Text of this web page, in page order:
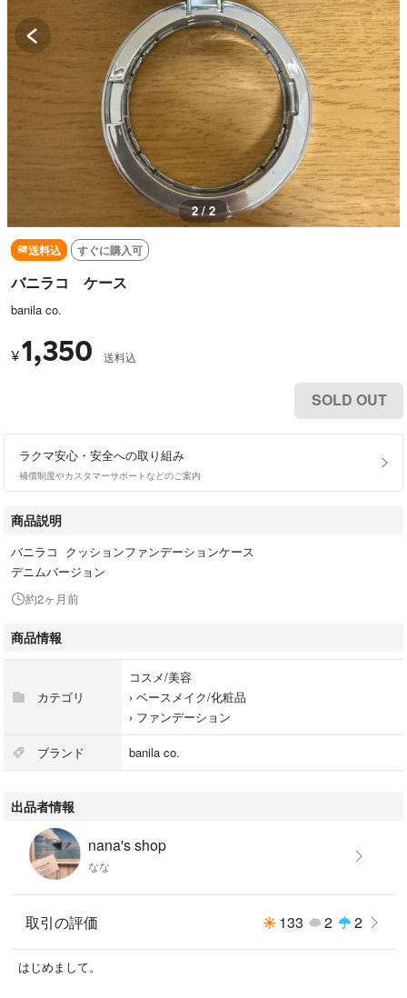
2 / 2
送料込 すぐに購入可
バニラコ ケース
banila co.
¥1,350 送料込
SOLD OUT
ラクマ安心・安全への取り組み
補償制度やカスタマーサポートなどのご案内
商品説明
バニラコ クッションファンデーションケース
デニムバージョン
約2ヶ月前
商品情報
カテゴリ
コスメ/美容
› ベースメイク/化粧品
› ファンデーション
ブランド banila co.
出品者情報
nana's shop
なな
取引の評価 133 2 2
はじめまして。